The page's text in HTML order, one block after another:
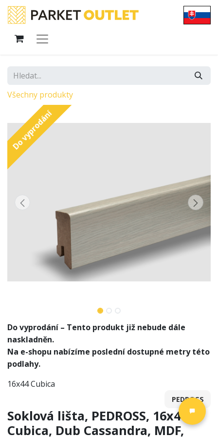
Všechny produkty
Do vyprodání
Do vyprodání – Tento produkt již nebude dále
naskladněn.
Na e-shopu nabízíme poslední dostupné metry této
podlahy.
16x44 Cubica
PEDROSS
Soklová lišta, PEDROSS, 16x44
Cubica, Dub Cassandra, MDF,